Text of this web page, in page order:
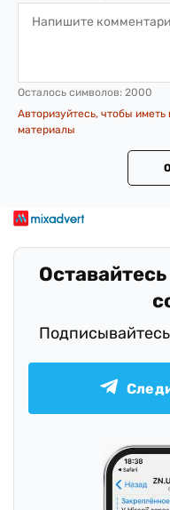
Осталось символов: 2000
Авторизуйтесь, чтобы
материалы